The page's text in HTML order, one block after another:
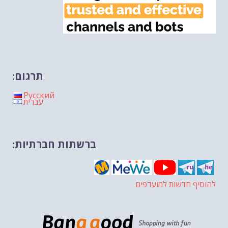
תרגום:
Русский
עברית
ברשתות חברתיות:
להוסיף חדשות למועדפים